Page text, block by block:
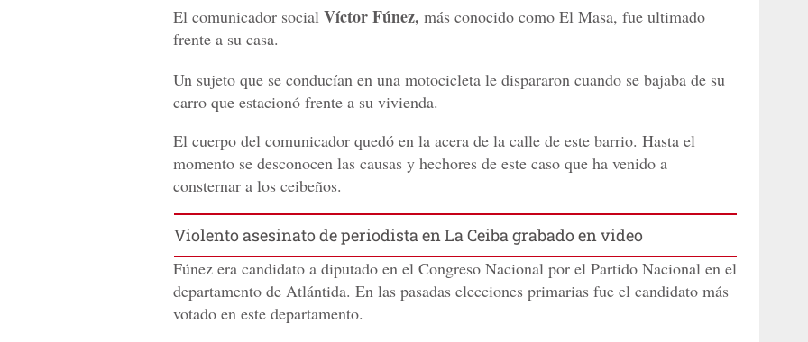
El comunicador social VíctorFúnez, más conocido como El Masa, fue ultimado
frente a su casa.
Un sujeto que se conducían en una motocicleta le dispararon cuando se bajaba de su
carro que estacionó frente a su vivienda.
El cuerpo del comunicador quedó en la acera de la calle de este barrio. Hasta el
momento se desconocen las causas y hechores de este caso que ha venido a
consternar a los ceibeños.
Violento asesinato de periodista en La Ceiba grabado en video
Fúnez era candidato a diputado en el Congreso Nacional por el Partido Nacional en el
departamento de Atlántida. En las pasadas elecciones primarias fue el candidato más
votado en este departamento.